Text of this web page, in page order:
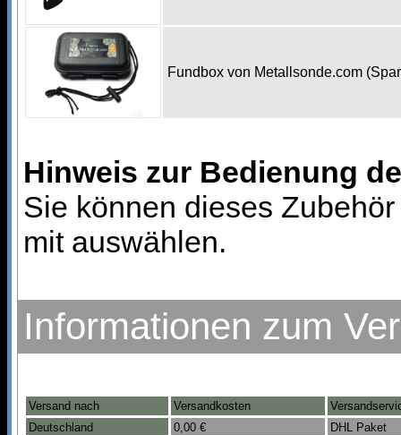
Fundbox von Metallsonde.com
Hinweis zur Bedienung
Sie können dieses
mit auswählen.
Informationen zum
Versand nach Versandkosten
Deutschland
0,00 €
DHL Paket